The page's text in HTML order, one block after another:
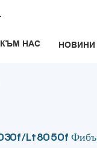
НАС НОВИНИ
Lt8050f Фибърен